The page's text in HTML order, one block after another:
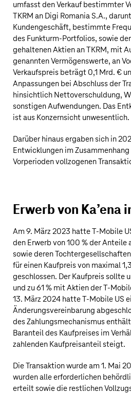
umfasst den Verkauf bestimmter
TKRM an Digi Romania S.A.,
Kundengeschäft, bestimmte
des Funkturm-Portfolios, sowie
gehaltenen Aktien an TKRM, mit
genannten Vermögenswerte, an
Verkaufspreis beträgt 0,1 Mrd. €
Anpassungen bei Abschluss der
hinsichtlich Nettoverschuldung,
sonstigen Aufwendungen. Das
ist aus Konzernsicht unwesentlich.
Darüber hinaus ergaben sich in
Entwicklungen im
Vorperioden vollzogenen
Erwerb von Ka’ena
Am 9. März 2023 hatteT‑Mobile
den Erwerb von 100 % der Anteile
sowie deren
für einen Kaufpreis von maximal
geschlossen. Der Kaufpreis sollte
und zu 61 % mit Aktien der
13. März 2024 hatteT‑Mobile US
Änderungsvereinbarung
des Zahlungsmechanismus
Baranteil des Kaufpreises im
zahlenden Kaufpreisanteil steigt.
Die Transaktion wurde am 1. Mai
wurden alle erforderlichen
erteilt sowie die restlichen